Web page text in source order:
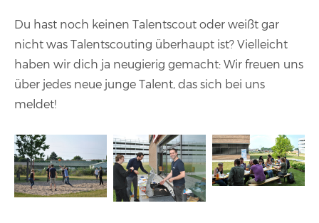
Du hast noch keinen Talentscout oder weißt gar
nicht was Talentscouting überhaupt ist? Vielleicht
haben wir dich ja neugierig gemacht: Wir freuen uns
über jedes neue junge Talent, das sich bei uns
meldet!